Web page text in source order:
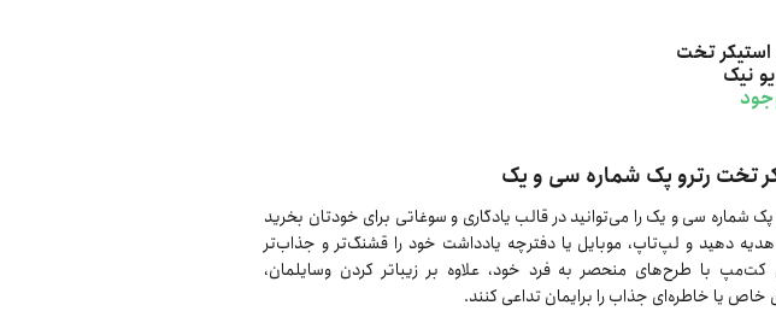
تخت
نیک
تخت رترو پک شماره سی و یک
پک شماره سی و یک را می‌توانید در قالب یادگاری و سوغاتی برای خودتان بخرید
هدیه دهید و لپ‌تاپ، موبایل یا دفترچه یادداشت خود را قشنگ‌تر و جذاب‌تر
کت‌مپ با طرح‌های منحصر به فرد خود، علاوه بر زیباتر کردن وسایلمان،
خاص یا خاطره‌ای جذاب را برایمان تداعی کنند.